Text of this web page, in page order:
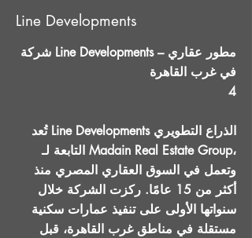
Line Developments
شركة Line Developments – مطور عقاري
في غرب القاهرة
4
تُعد Line Developments الذراع التطويري
التابعة لـ Madain Real Estate Group،
وتعمل في السوق العقاري المصري منذ
أكثر من 15 عامًا. ركزت الشركة خلال
سنواتها الأولى على تنفيذ عمارات سكنية
مستقلة في مناطق غرب القاهرة، قبل